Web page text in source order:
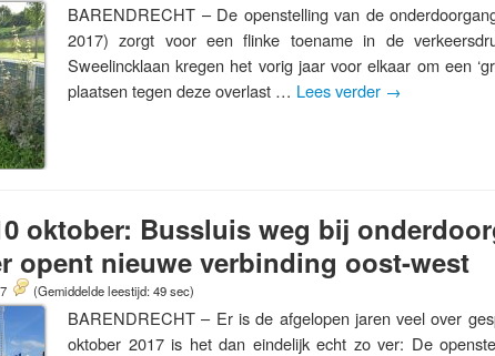
BARENDRECHT – De openstelling van de
2017) zorgt voor een flinke toename in de
Sweelincklaan kregen het vorig jaar voor elkaar om een
plaatsen tegen deze overlast … Lees verder →
oktober: Bussluis weg bij
opent nieuwe verbinding oost-west
(Gemiddelde leestijd: 49 sec)
BARENDRECHT – Er is de afgelopen jaren veel over
oktober 2017 is het dan eindelijk echt zo ver: De